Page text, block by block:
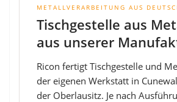
METALLVERARBEITUNG AUS
Tischgestelle aus
aus unserer
Ricon fertigt Tischgestelle und
der eigenen Werkstatt in
der Oberlausitz. Je nach